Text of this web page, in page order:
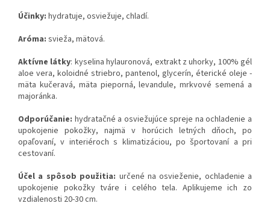
Účinky: hydratuje, osviežuje, chladí.
Aróma: svieža, mätová.
Aktívne látky: kyselina hylauronová, extrakt z uhorky, 100% gél
aloe vera, koloidné striebro, pantenol, glycerín, éterické oleje -
mäta kučeravá, mäta pieporná, levandule, mrkvové semená a
majoránka.
Odporúčanie: hydratačné a osviežujúce spreje na ochladenie a
upokojenie pokožky, najmä v horúcich letných dňoch, po
opaľovaní, v interiéroch s klimatizáciou, po športovaní a pri
cestovaní.
Účel a spôsob použitia: určené na osvieženie, ochladenie a
upokojenie pokožky tváre i celého tela. Aplikujeme ich zo
vzdialenosti 20-30 cm.